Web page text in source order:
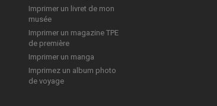
Imprimer un livret de mon
musée
Imprimer un magazine TPE
de première
Imprimer un manga
Imprimez un album photo
de voyage